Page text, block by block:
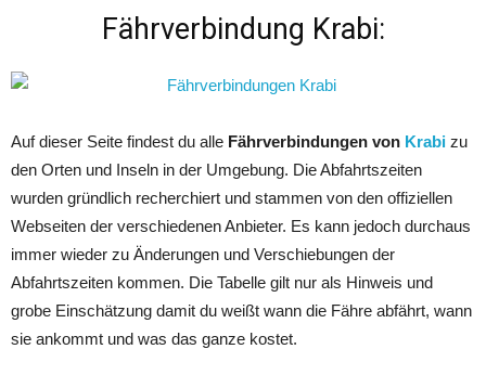
Fährverbindung Krabi:
Auf dieser Seite findest du alle Fährverbindungen von Krabi zu
den Orten und Inseln in der Umgebung. Die Abfahrtszeiten
wurden gründlich recherchiert und stammen von den offiziellen
Webseiten der verschiedenen Anbieter. Es kann jedoch durchaus
immer wieder zu Änderungen und Verschiebungen der
Abfahrtszeiten kommen. Die Tabelle gilt nur als Hinweis und
grobe Einschätzung damit du weißt wann die Fähre abfährt, wann
sie ankommt und was das ganze kostet.